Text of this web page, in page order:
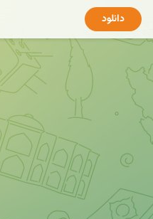
دانلود